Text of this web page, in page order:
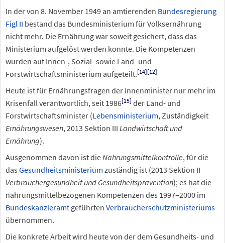
In der von 8. November 1949 an amtierenden Bundesregierung
Figl II bestand das Bundesministerium für Volksernährung
nicht mehr. Die Ernährung war soweit gesichert, dass das
Ministerium aufgelöst werden konnte. Die Kompetenzen
wurden auf Innen-, Sozial- sowie Land- und
Forstwirtschaftsministerium aufgeteilt.[14][12]
Heute ist für Ernährungsfragen der Innenminister nur mehr im
Krisenfall verantwortlich, seit 1986[15] der Land- und
Forstwirtschaftsminister (Lebensministerium, Zuständigkeit
Ernährungswesen, 2013 Sektion III Landwirtschaft und
Ernährung).
Ausgenommen davon ist dieNahrungsmittelkontrolle, für die
das Gesundheitsministerium zuständig ist (2013 Sektion II
Verbrauchergesundheit und Gesundheitsprävention); es hat die
nahrungsmittelbezogenen Kompetenzen des 1997–2000 im
Bundeskanzleramt geführten Verbraucherschutzministeriums
übernommen.
Die konkrete Arbeit wird heute von der dem Gesundheits- und